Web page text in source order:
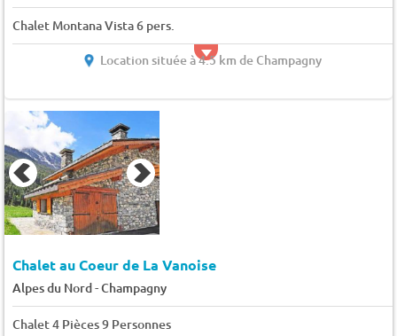
Chalet Montana Vista 6 pers.
Location située à 4.5 km de Champagny
Chalet au Coeur de La Vanoise
Alpes du Nord-Champagny
Chalet 4 Pièces 9 Personnes